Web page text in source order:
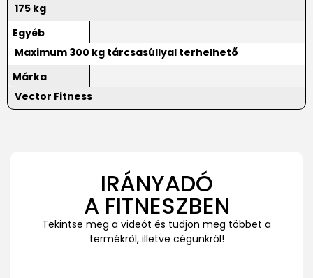
175 kg
Egyéb
Maximum 300 kg tárcsasúllyal terhelhető
Márka
Vector Fitness
IRÁNYADÓ
A FITNESZBEN
Tekintse meg a videót és tudjon meg többet a
termékről, illetve cégünkről!